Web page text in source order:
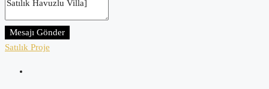
Mesajı Gönder
Satılık Proje